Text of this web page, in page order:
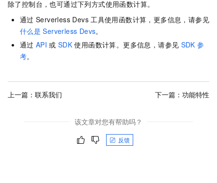
除了控制台，也可通过下列方式使用函数计算。
通过 Serverless Devs 工具使用函数计算，更多信息，请参见
什么是 Serverless Devs。
通过 API 或 SDK 使用函数计算。更多信息，请参见 SDK 参
考。
上一篇： 联系我们 下一篇： 功能特性
该文章对您有帮助吗？
反馈